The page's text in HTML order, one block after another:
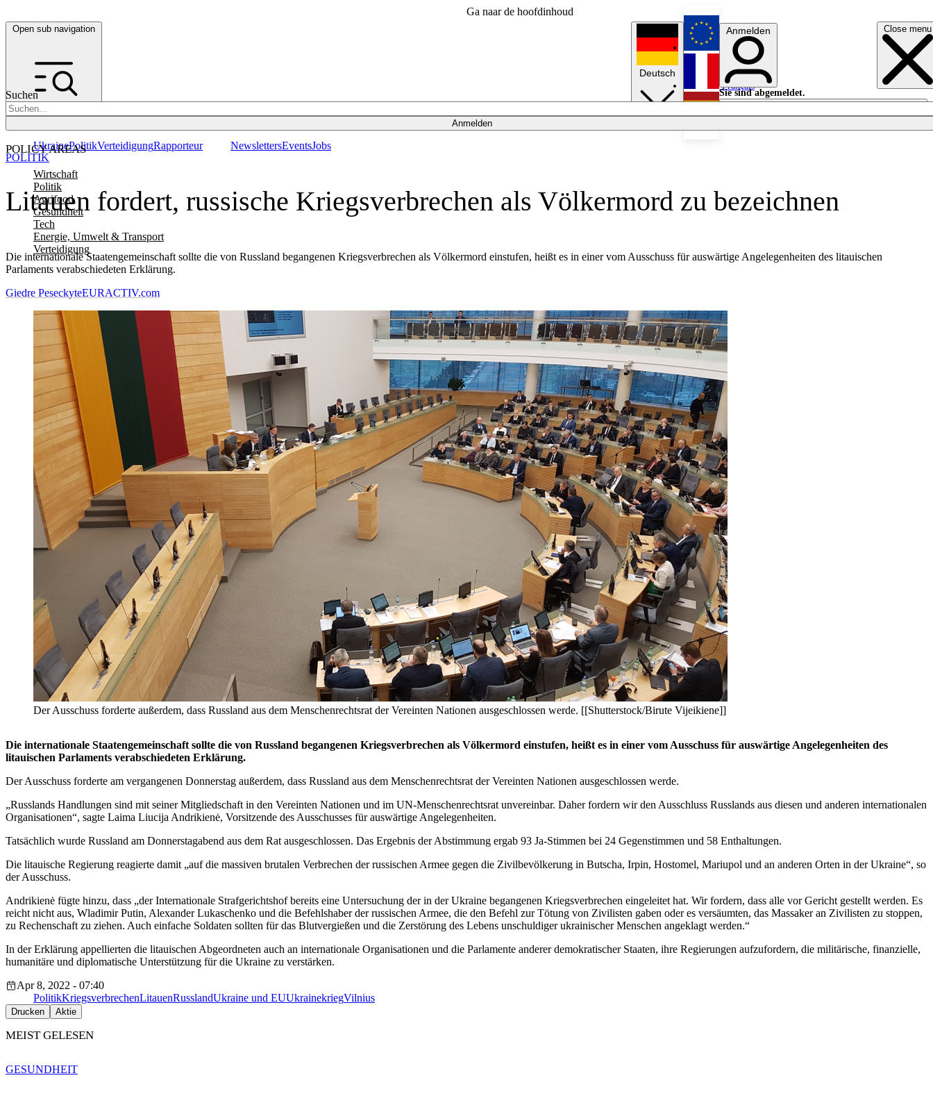
Ga naar de hoofdinhoud
Open sub navigation Close menu
Suchen
Anmelden
POLICY AREAS
Wirtschaft
Politik
Agrifood
Gesundheit
Tech
Energie, Umwelt & Transport
Verteidigung
UkrainePolitikVerteidigungRapporteur NewslettersEventsJobs
Deutsch
English
Français
Anmelden
Sie sind abgemeldet.
Anmelden
Licht aus
Litauen fordert, russische Kriegsverbrechen als Völkermord zu bezeichnen
Die internationale Staatengemeinschaft sollte die von Russland begangenen Kriegsverbrechen als Völkermord einstufen, heißt es in einer vom Ausschuss für auswärtige Angelegenheiten des litauischen
Parlaments verabschiedeten Erklärung.
POLITIK
Giedre PeseckyteEURACTIV.com
Der Ausschuss forderte außerdem, dass Russland aus dem Menschenrechtsrat der Vereinten Nationen ausgeschlossen werde. [[Shutterstock/Birute Vijeikiene]]
Die internationale Staatengemeinschaft sollte die von Russland begangenen Kriegsverbrechen als Völkermord einstufen, heißt es in einer vom Ausschuss für auswärtige Angelegenheiten des
litauischen Parlaments verabschiedeten Erklärung.
Der Ausschuss forderte am vergangenen Donnerstag außerdem, dass Russland aus dem Menschenrechtsrat der Vereinten Nationen ausgeschlossen werde.
„Russlands Handlungen sind mit seiner Mitgliedschaft in den Vereinten Nationen und im UN-Menschenrechtsrat unvereinbar. Daher fordern wir den Ausschluss Russlands aus diesen und anderen internationalen
Organisationen“, sagte Laima Liucija Andrikienė, Vorsitzende des Ausschusses für auswärtige Angelegenheiten.
Tatsächlich wurde Russland am Donnerstagabend aus dem Rat ausgeschlossen. Das Ergebnis der Abstimmung ergab 93 Ja-Stimmen bei 24 Gegenstimmen und 58 Enthaltungen.
Die litauische Regierung reagierte damit „auf die massiven brutalen Verbrechen der russischen Armee gegen die Zivilbevölkerung in Butscha, Irpin, Hostomel, Mariupol und an anderen Orten in der Ukraine“, so
der Ausschuss.
Andrikienė fügte hinzu, dass „der Internationale Strafgerichtshof bereits eine Untersuchung der in der Ukraine begangenen Kriegsverbrechen eingeleitet hat. Wir fordern, dass alle vor Gericht gestellt werden. Es
reicht nicht aus, Wladimir Putin, Alexander Lukaschenko und die Befehlshaber der russischen Armee, die den Befehl zur Tötung von Zivilisten gaben oder es versäumten, das Massaker an Zivilisten zu stoppen,
zu Rechenschaft zu ziehen. Auch einfache Soldaten sollten für das Blutvergießen und die Zerstörung des Lebens unschuldiger ukrainischer Menschen angeklagt werden.“
In der Erklärung appellierten die litauischen Abgeordneten auch an internationale Organisationen und die Parlamente anderer demokratischer Staaten, ihre Regierungen aufzufordern, die militärische, finanzielle,
humanitäre und diplomatische Unterstützung für die Ukraine zu verstärken.
Apr 8, 2022 - 07:40
PolitikKriegsverbrechenLitauenRusslandUkraine und EUUkrainekriegVilnius
Drucken Aktie
MEIST GELESEN
GESUNDHEIT